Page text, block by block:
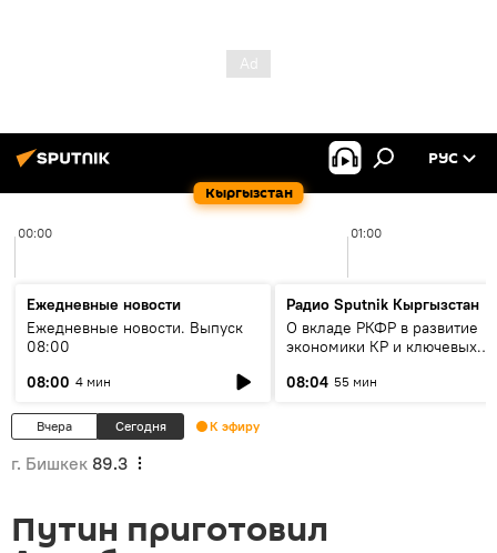
Кыргызстан
РУС
00:00 01:00
Ежедневные новости
Ежедневные новости. Выпуск
08:00
08:00 4 мин
Радио Sputnik Кыргызстан
О вкладе РКФР в развитие
экономики КР и ключевых
08:04 55 мин
Вчера Сегодня К эфиру
г. Бишкек 89.3
Путин приготовил